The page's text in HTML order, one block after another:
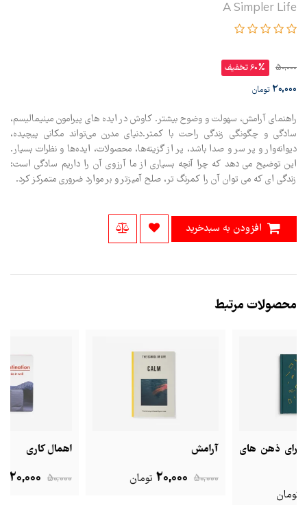
A Simpler Life
50,000 60% تخفیف
20,000 تومان
راهنمای آرامش، سهولت و وضوح بیشتر. کاوش در ایده های پیرامون مینیمالیسم،
سادگی و چگونگی زندگی راحت با کمتر.دنیای مدرن می‌تواند مکانی پیچیده،
دیوانه‌وار و پر سر و صدا باشد، پر از گزینه‌ها، محصولات، ایده‌ها و نظرات بسیار.
این توضیح می دهد که چرا آنچه بسیاری از ما آرزوی آن را داریم سادگی است:
زندگی ای که می توان آن را کمرنگ تر، صلح آمیزتر و بر موارد ضروری متمرکز کرد.
محصولات مرتبط
آرامش
20,000تومان
50,000
20,000تومان